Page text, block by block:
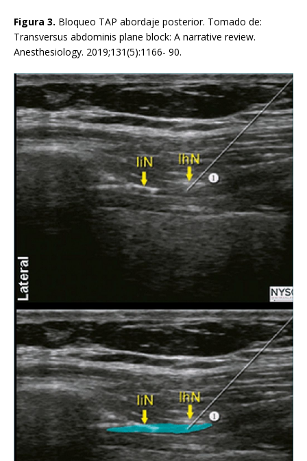
Figura 3. Bloqueo TAP abordaje posterior. Tomado de:
Transversus abdominis plane block: A narrative review.
Anesthesiology. 2019;131(5):1166- 90.